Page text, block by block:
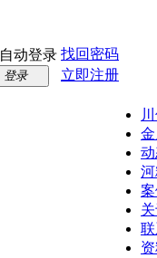
自动登录 找回密码
登录
立即注册